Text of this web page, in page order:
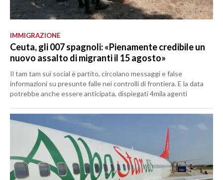
IMMIGRAZIONE
Ceuta, gli 007 spagnoli: «Pienamente credibile un
nuovo assalto di migranti il 15 agosto»
Il tam tam sui social è partito, circolano messaggi e false
informazioni su presunte falle nei controlli di frontiera. E la data
potrebbe anche essere anticipata, dispiegati 4mila agenti